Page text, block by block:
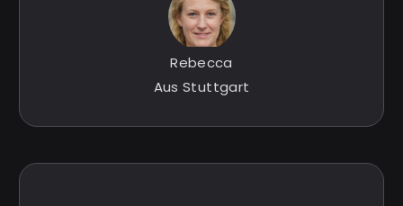
Rebecca
Aus Stuttgart